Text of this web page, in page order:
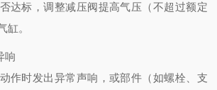
达标，调整减压阀提高气压（不超过额定
缸。
响
动作时发出异常声响，或部件（如螺栓、支